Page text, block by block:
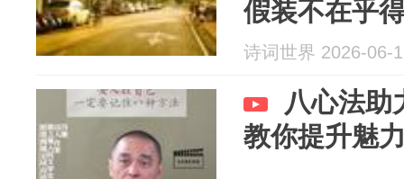
假装不在乎
懂人心；3、
诗词世界 2026-06-
八心法助
教你提升魅